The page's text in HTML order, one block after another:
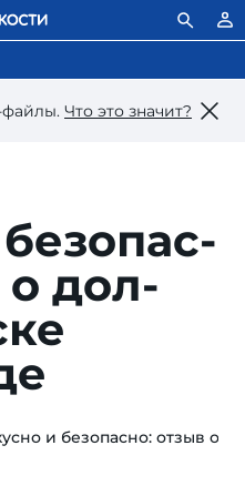
файлы. Что это значит?
о дол­
и безопасно: отзыв о